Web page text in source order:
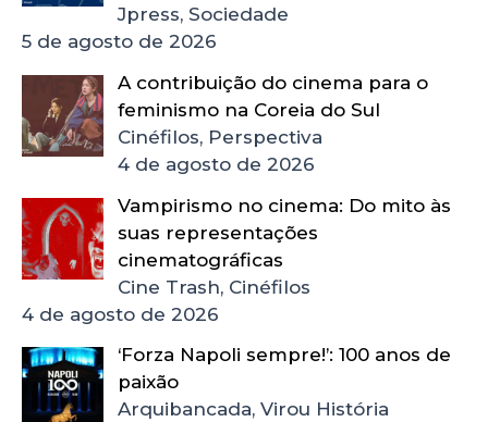
Jpress, Sociedade
5 de agosto de 2026
A contribuição do cinema para o
feminismo na Coreia do Sul
Cinéfilos, Perspectiva
4 de agosto de 2026
Vampirismo no cinema: Do mito às
suas representações
cinematográficas
Cine Trash, Cinéfilos
4 de agosto de 2026
‘Forza Napoli sempre!’: 100 anos de
paixão
Arquibancada, Virou História